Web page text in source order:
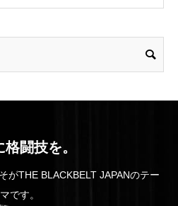
闘技を。
がTHE BLACKBELT JAPANのテー
マです。